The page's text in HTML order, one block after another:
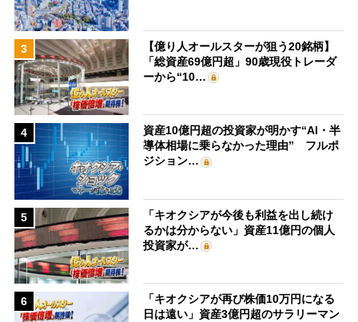
3
【億り人オールスターが狙う20銘柄】
「総資産69億円超」90歳現役トレーダ
ーから“10…
4
資産10億円超の投資家が明かす“AI・半
導体相場に乗らなかった理由” フルポ
ジション…
5
「キオクシアが今後も利益を出し続け
るかは分からない」資産11億円の個人
投資家が…
6
「キオクシアが再び株価10万円になる
日は遠い」資産3億円超のサラリーマン